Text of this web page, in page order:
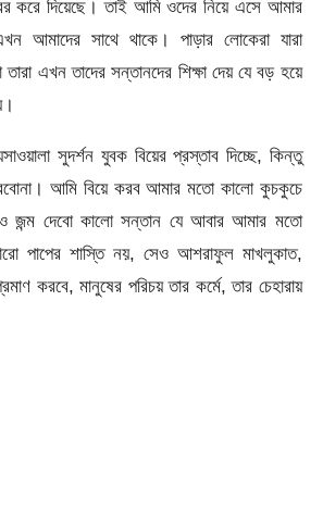
বের করে দিয়েছে। তাই আমি ওদের নিয়ে এসে আমার
আমাদের সাথে থাকে। পাড়ার লোকেরা যারা
এখন তাদের সন্তানদের শিক্ষা দেয় যে বড় হয়ে
সুদর্শন যুবক বিয়ের প্রস্তাব দিচ্ছে, কিন্তু
আমি বিয়ে করব আমার মতো কালো কুচকুচে
দেবো কালো সন্তান যে আবার আমার মতো
পাপের শাস্তি নয়, সেও আশরাফুল মাখলুকাত,
করবে, মানুষের পরিচয় তার কর্মে, তার চেহারায়